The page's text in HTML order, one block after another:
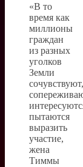
«В то
время как
миллионы
граждан
из разных
уголков
Земли
сочувствуют,
пытаются
выразить
участие,
жена
Тиммы